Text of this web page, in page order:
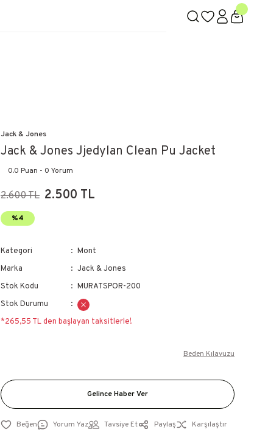
Jack & Jones
Jack & Jones Jjedylan Clean Pu Jacket
0.0 Puan - 0 Yorum
2.600 TL 2.500 TL
%4
Kategori
Mont
Marka
Jack & Jones
Stok Kodu
MURATSPOR-200
Stok Durumu
*265,55 TL den başlayan taksitlerle!
Beden Kılavuzu
Gelince Haber Ver
Yorum Yaz Tavsiye Et Paylaş Karşılaştır